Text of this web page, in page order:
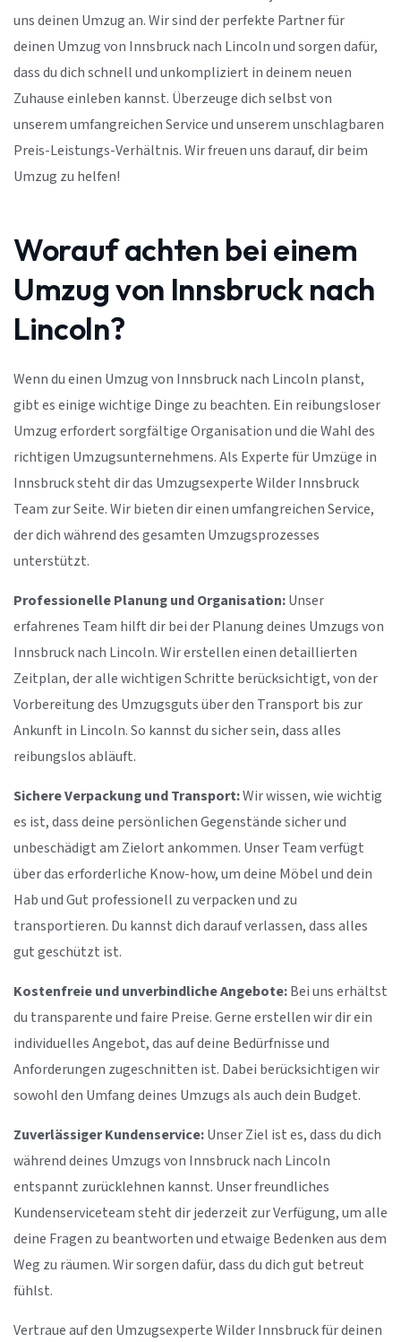
uns deinen Umzug an. Wir sind der perfekte Partner für
deinen Umzug von Innsbruck nach Lincoln und sorgen dafür,
dass du dich schnell und unkompliziert in deinem neuen
Zuhause einleben kannst. Überzeuge dich selbst von
unserem umfangreichen Service und unserem unschlagbaren
Preis-Leistungs-Verhältnis. Wir freuen uns darauf, dir beim
Umzug zu helfen!
Worauf achten bei einem
Umzug von Innsbruck nach
Lincoln?
Wenn du einen Umzug von Innsbruck nach Lincoln planst,
gibt es einige wichtige Dinge zu beachten. Ein reibungsloser
Umzug erfordert sorgfältige Organisation und die Wahl des
richtigen Umzugsunternehmens. Als Experte für Umzüge in
Innsbruck steht dir das Umzugsexperte Wilder Innsbruck
Team zur Seite. Wir bieten dir einen umfangreichen Service,
der dich während des gesamten Umzugsprozesses
unterstützt.
Professionelle Planung und Organisation:Unser
erfahrenes Team hilft dir bei der Planung deines Umzugs von
Innsbruck nach Lincoln. Wir erstellen einen detaillierten
Zeitplan, der alle wichtigen Schritte berücksichtigt, von der
Vorbereitung des Umzugsguts über den Transport bis zur
Ankunft in Lincoln. So kannst du sicher sein, dass alles
reibungslos abläuft.
Sichere Verpackung und Transport:Wir wissen, wie wichtig
es ist, dass deine persönlichen Gegenstände sicher und
unbeschädigt am Zielort ankommen. Unser Team verfügt
über das erforderliche Know-how, um deine Möbel und dein
Hab und Gut professionell zu verpacken und zu
transportieren. Du kannst dich darauf verlassen, dass alles
gut geschützt ist.
Kostenfreie und unverbindliche Angebote:Bei uns erhältst
du transparente und faire Preise. Gerne erstellen wir dir ein
individuelles Angebot, das auf deine Bedürfnisse und
Anforderungen zugeschnitten ist. Dabei berücksichtigen wir
sowohl den Umfang deines Umzugs als auch dein Budget.
Zuverlässiger Kundenservice:Unser Ziel ist es, dass du dich
während deines Umzugs von Innsbruck nach Lincoln
entspannt zurücklehnen kannst. Unser freundliches
Kundenserviceteam steht dir jederzeit zur Verfügung, um alle
deine Fragen zu beantworten und etwaige Bedenken aus dem
Weg zu räumen. Wir sorgen dafür, dass du dich gut betreut
fühlst.
Vertraue auf den Umzugsexperte Wilder Innsbruck für deinen